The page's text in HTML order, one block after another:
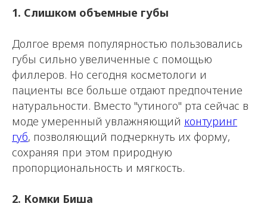
1. Слишком объемные губы
Долгое время популярностью пользовались
губы сильно увеличенные с помощью
филлеров. Но сегодня косметологи и
пациенты все больше отдают предпочтение
натуральности. Вместо "утиного" рта сейчас в
моде умеренный увлажняющий контуринг
губ, позволяющий подчеркнуть их форму,
сохраняя при этом природную
пропорциональность и мягкость.
2. Комки Биша